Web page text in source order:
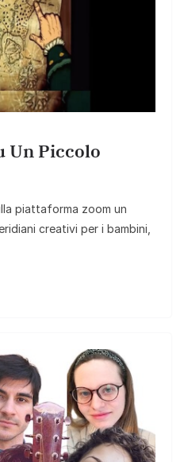
Un Piccolo
piattaforma zoom un
creativi per i bambini,